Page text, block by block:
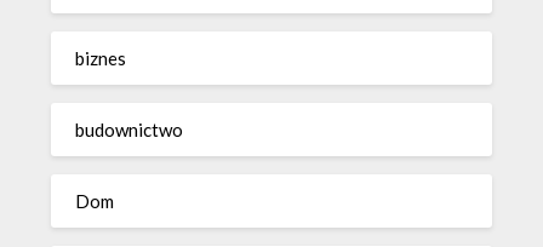
biznes
budownictwo
Dom